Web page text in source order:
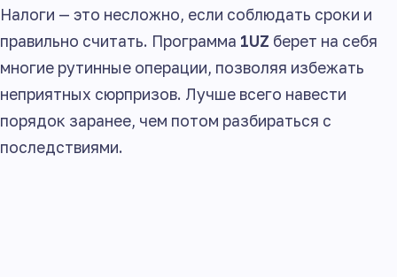
Налоги — это несложно, если соблюдать сроки и
правильно считать. Программа 1UZ берет на себя
многие рутинные операции, позволяя избежать
неприятных сюрпризов. Лучше всего навести
порядок заранее, чем потом разбираться с
последствиями.